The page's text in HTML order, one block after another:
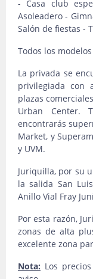
- Casa club
Asoleadero -
Salón de fiestas -
Todos los
La privada se
privilegiada con
plazas
Urban Center.
encontrarás
Market, y
y UVM.
Juriquilla, por su
la salida San
Anillo Vial Fray
Por esta razón,
zonas de alta
excelente zona
Nota: Los